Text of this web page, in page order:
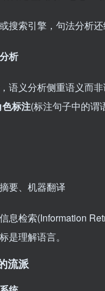
搜索引擎，句法分析
析
语义分析侧重语义而
标注(标注句子中的谓
要、机器翻译
息检索(Information
是理解语言。
流派